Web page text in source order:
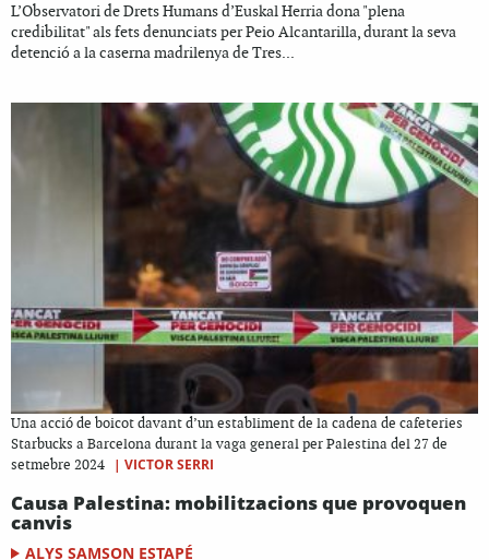
L’Observatori de Drets Humans d’Euskal Herria dona "plena
credibilitat" als fets denunciats per Peio Alcantarilla, durant la seva
detenció a la caserna madrilenya de Tres...
Una acció de boicot davant d’un establiment de la cadena de cafeteries
Starbucks a Barcelona durant la vaga general per Palestina del 27 de
setmebre 2024
| VICTOR SERRI
Causa Palestina: mobilitzacions que provoquen
canvis
ALYS SAMSON ESTAPÉ